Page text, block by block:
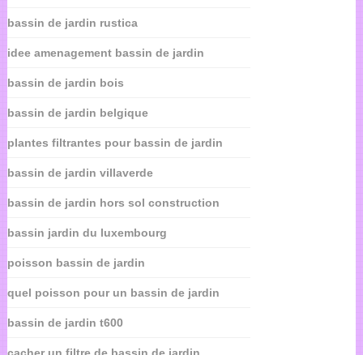
bassin de jardin rustica
idee amenagement bassin de jardin
bassin de jardin bois
bassin de jardin belgique
plantes filtrantes pour bassin de jardin
bassin de jardin villaverde
bassin de jardin hors sol construction
bassin jardin du luxembourg
poisson bassin de jardin
quel poisson pour un bassin de jardin
bassin de jardin t600
cacher un filtre de bassin de jardin